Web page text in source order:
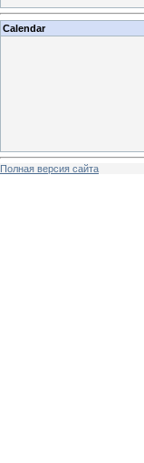
Calendar
Полная версия сайта